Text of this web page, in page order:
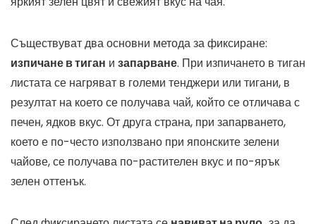
Съществуват два основни метода за фиксиране:
изпичане в тиган и запарване. При изпичането в тиган
листата се нагряват в големи тенджери или тигани, в
резултат на което се получава чай, който се отличава с
печен, ядков вкус. От друга страна, при запарването,
което е по-често използвано при японските зелени
чайове, се получава по-растителен вкус и по-ярък
зелен оттенък.